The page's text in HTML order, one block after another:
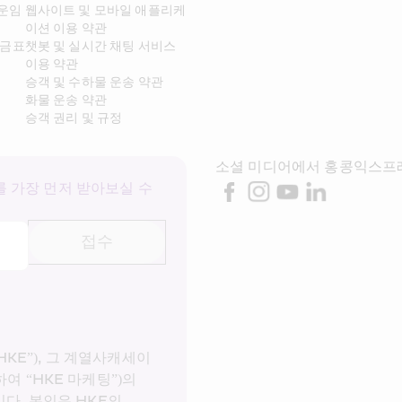
임
표
웹사이트 및 모바일 애플리케
이션 이용 약관
챗봇 및 실시간 채팅 서비스
이용 약관
승객 및 수하물 운송 약관
화물 운송 약관
승객 권리 및 규정
가장 먼저 받아보실 수
접수
그 계열사캐세이
“HKE 마케팅”)의
소셜 미디어에서 홍콩익스프